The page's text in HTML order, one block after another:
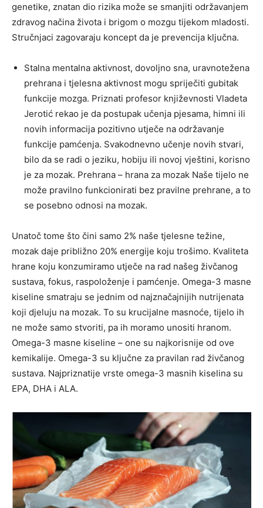
genetike, znatan dio rizika može se smanjiti održavanjem
zdravog načina života i brigom o mozgu tijekom mladosti.
Stručnjaci zagovaraju koncept da je prevencija ključna.
Stalna mentalna aktivnost, dovoljno sna, uravnotežena
prehrana i tjelesna aktivnost mogu spriječiti gubitak
funkcije mozga. Priznati profesor književnosti Vladeta
Jerotić rekao je da postupak učenja pjesama, himni ili
novih informacija pozitivno utječe na održavanje
funkcije pamćenja. Svakodnevno učenje novih stvari,
bilo da se radi o jeziku, hobiju ili novoj vještini, korisno
je za mozak. Prehrana – hrana za mozak Naše tijelo ne
može pravilno funkcionirati bez pravilne prehrane, a to
se posebno odnosi na mozak.
Unatoč tome što čini samo 2% naše tjelesne težine,
mozak daje približno 20% energije koju trošimo. Kvaliteta
hrane koju konzumiramo utječe na rad našeg živčanog
sustava, fokus, raspoloženje i pamćenje. Omega-3 masne
kiseline smatraju se jednim od najznačajnijih nutrijenata
koji djeluju na mozak. To su krucijalne masnoće, tijelo ih
ne može samo stvoriti, pa ih moramo unositi hranom.
Omega-3 masne kiseline – one su najkorisnije od ove
kemikalije. Omega-3 su ključne za pravilan rad živčanog
sustava. Najpriznatije vrste omega-3 masnih kiselina su
EPA, DHA i ALA.